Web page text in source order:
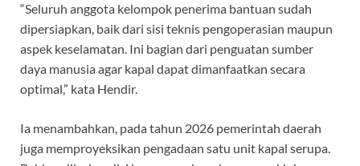
“Seluruh anggota kelompok penerima bantuan sudah
dipersiapkan, baik dari sisi teknis pengoperasian maupun
aspek keselamatan. Ini bagian dari penguatan sumber
daya manusia agar kapal dapat dimanfaatkan secara
optimal,” kata Hendir.
Ia menambahkan, pada tahun 2026 pemerintah daerah
juga memproyeksikan pengadaan satu unit kapal serupa.